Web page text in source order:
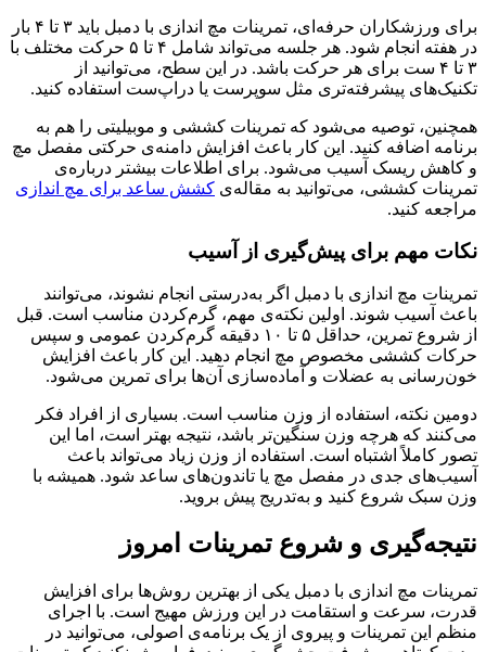
برای ورزشکاران حرفه‌ای، تمرینات مچ اندازی با دمبل باید ۳ تا ۴ بار
در هفته انجام شود. هر جلسه می‌تواند شامل ۴ تا ۵ حرکت مختلف با
۳ تا ۴ ست برای هر حرکت باشد. در این سطح، می‌توانید از
تکنیک‌های پیشرفته‌تری مثل سوپرست یا دراپ‌ست استفاده کنید.
همچنین، توصیه می‌شود که تمرینات کششی و موبیلیتی را هم به
برنامه اضافه کنید. این کار باعث افزایش دامنه‌ی حرکتی مفصل مچ
و کاهش ریسک آسیب می‌شود. برای اطلاعات بیشتر درباره‌ی
تمرینات کششی، می‌توانید به مقاله‌ی کشش ساعد برای مچ اندازی
مراجعه کنید.
نکات مهم برای پیش‌گیری از آسیب
تمرینات مچ اندازی با دمبل اگر به‌درستی انجام نشوند، می‌توانند
باعث آسیب شوند. اولین نکته‌ی مهم، گرم‌کردن مناسب است. قبل
از شروع تمرین، حداقل ۵ تا ۱۰ دقیقه گرم‌کردن عمومی و سپس
حرکات کششی مخصوص مچ انجام دهید. این کار باعث افزایش
خون‌رسانی به عضلات و آماده‌سازی آن‌ها برای تمرین می‌شود.
دومین نکته، استفاده از وزن مناسب است. بسیاری از افراد فکر
می‌کنند که هرچه وزن سنگین‌تر باشد، نتیجه بهتر است، اما این
تصور کاملاً اشتباه است. استفاده از وزن زیاد می‌تواند باعث
آسیب‌های جدی در مفصل مچ یا تاندون‌های ساعد شود. همیشه با
وزن سبک شروع کنید و به‌تدریج پیش بروید.
نتیجه‌گیری و شروع تمرینات امروز
تمرینات مچ اندازی با دمبل یکی از بهترین روش‌ها برای افزایش
قدرت، سرعت و استقامت در این ورزش مهیج است. با اجرای
منظم این تمرینات و پیروی از یک برنامه‌ی اصولی، می‌توانید در